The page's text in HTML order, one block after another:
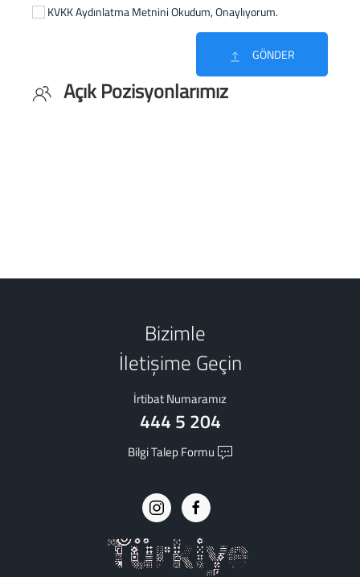
KVKK Aydınlatma Metnini Okudum, Onaylıyorum.
GÖNDER
Açık Pozisyonlarımız
Bizimle
İletişime Geçin
İrtibat Numaramız
444 5 204
Bilgi Talep Formu